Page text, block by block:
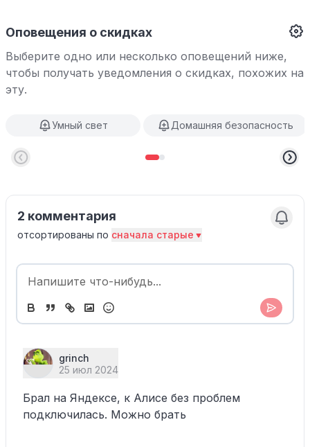
Оповещения о скидках
Выберите одно или несколько оповещений ниже,
чтобы получать уведомления о скидках, похожих на
эту.
Умный свет Домашняя безопасность
2 комментария
отсортированы по сначала старые
grinch
25 июл 2024
Брал на Яндексе, к Алисе без проблем
подключилась. Можно брать